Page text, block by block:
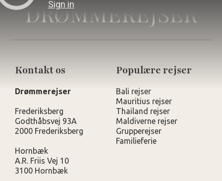
DRØMMEREJSER
Kontakt os
Drømmerejser
Frederiksberg
Godthåbsvej 93A
2000 Frederiksberg
Hornbæk
A.R. Friis Vej 10
3100 Hornbæk
Populære rejser
Bali rejser
Mauritius rejser
Thailand rejser
Maldiverne rejser
Grupperejser
Familieferie